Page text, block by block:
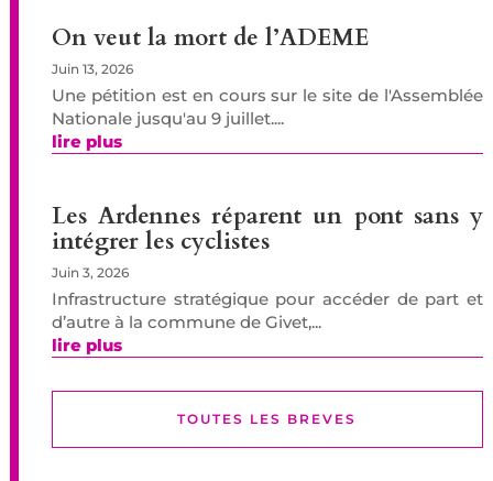
On veut la mort de l’ADEME
Juin 13, 2026
Une pétition est en cours sur le site de l'Assemblée
Nationale jusqu'au 9 juillet....
lire plus
Les Ardennes réparent un pont sans y
intégrer les cyclistes
Juin 3, 2026
Infrastructure stratégique pour accéder de part et
d’autre à la commune de Givet,...
lire plus
TOUTES LES BREVES